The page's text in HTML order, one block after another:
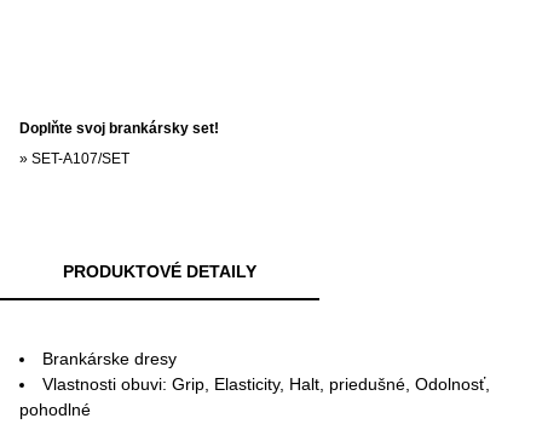
Doplňte svoj brankársky set!
» SET-A107/SET
PRODUKTOVÉ DETAILY
Brankárske dresy
Vlastnosti obuvi: Grip, Elasticity, Halt, priedušné, Odolnosť,
pohodlné